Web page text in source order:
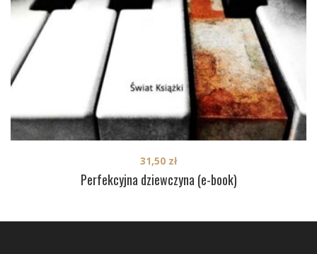
Perfekcyjna dziewczyna (e-book)
31,50 zł